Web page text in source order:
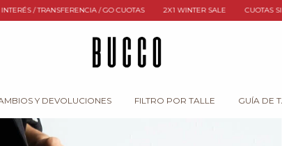
CUOTAS 2X1 WINTER SALE CUOTAS SIN INTERÉS /
Y DEVOLUCIONES FILTRO POR TALLE GUÍA DE